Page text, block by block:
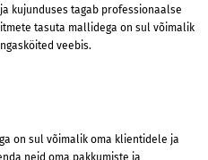
kujunduses tagab professionaalse
tasuta mallidega on sul võimalik
veebis.
on sul võimalik oma klientidele ja
neid oma pakkumiste ja